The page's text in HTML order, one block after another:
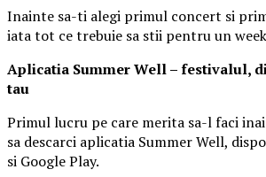
Inainte sa-ti alegi primul concert si
iata tot ce trebuie sa stii pentru un
Aplicatia Summer Well– festivalul,
tau
Primul lucru pe care merita sa-l faci
sa descarci aplicatia Summer Well,
si Google Play.